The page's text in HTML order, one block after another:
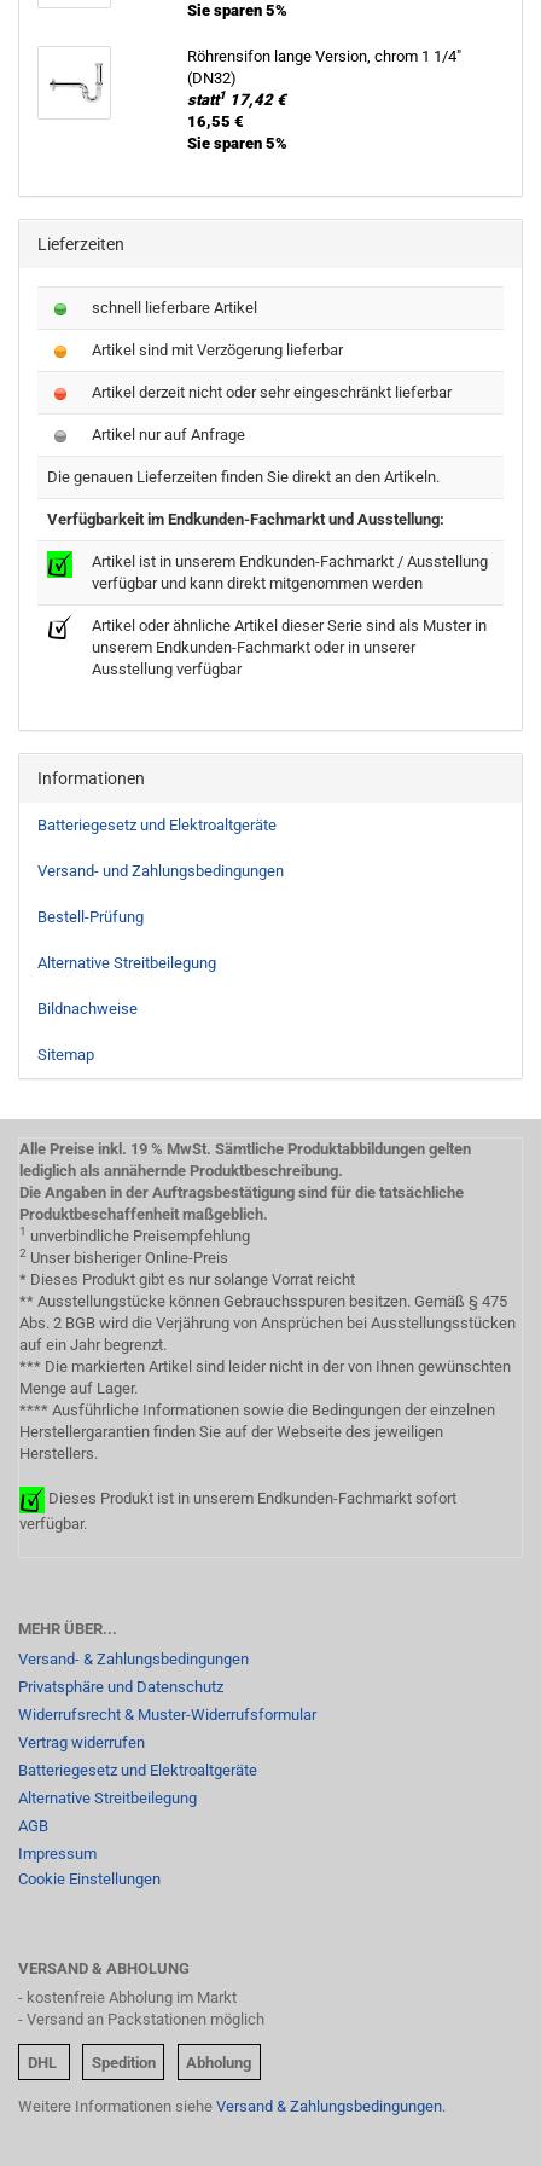
Sie sparen 5%
Röh­ren­si­fon lange Ver­si­on, chrom 1 1/4"
(DN32)
statt117,42 €
16,55 €
Sie sparen 5%
Lieferzeiten
schnell lieferbare Artikel
Artikel sind mit Verzögerung lieferbar
Artikel derzeit nicht oder sehr eingeschränkt lieferbar
Artikel nur auf Anfrage
Die genauen Lieferzeiten finden Sie direkt an den Artikeln.
Verfügbarkeit im Endkunden-Fachmarkt und Ausstellung:
Artikel ist in unserem Endkunden-Fachmarkt / Ausstellung
verfügbar und kann direkt mitgenommen werden
Artikel oder ähnliche Artikel dieser Serie sind als Muster in
unserem Endkunden-Fachmarkt oder in unserer
Ausstellung verfügbar
Informationen
Batteriegesetz und Elektroaltgeräte
Versand- und Zahlungsbedingungen
Bestell-Prüfung
Alternative Streitbeilegung
Bildnachweise
Sitemap
Alle Preise inkl. 19 % MwSt. Sämtliche Produktabbildungen gelten
lediglich als annähernde Produktbeschreibung.
Die Angaben in der Auftragsbestätigung sind für die tatsächliche
Produktbeschaffenheit maßgeblich.
1 unverbindliche Preisempfehlung
2 Unser bisheriger Online-Preis
* Dieses Produkt gibt es nur solange Vorrat reicht
** Ausstellungstücke können Gebrauchsspuren besitzen. Gemäß § 475
Abs. 2 BGB wird die Verjährung von Ansprüchen bei Ausstellungsstücken
auf ein Jahr begrenzt.
*** Die markierten Artikel sind leider nicht in der von Ihnen gewünschten
Menge auf Lager.
**** Ausführliche Informationen sowie die Bedingungen der einzelnen
Herstellergarantien finden Sie auf der Webseite des jeweiligen
Herstellers.
Dieses Produkt ist in unserem Endkunden-Fachmarkt sofort
verfügbar.
MEHR ÜBER...
Versand- & Zahlungsbedingungen
Privatsphäre und Datenschutz
Widerrufsrecht & Muster-Widerrufsformular
Vertrag widerrufen
Batteriegesetz und Elektroaltgeräte
Alternative Streitbeilegung
AGB
Impressum
Cookie Einstellungen
VERSAND & ABHOLUNG
- kostenfreie Abholung im Markt
- Versand an Packstationen möglich
DHL Spedition Abholung
Weitere Informationen siehe Versand & Zahlungsbedingungen.